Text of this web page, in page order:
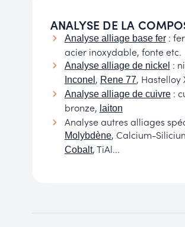
ANALYSE DE LA
Analyse alliage base fer:
acier inoxydable, fonte etc.
Analyse alliage de nickel :
Inconel , Rene 77, Hastelloy
Analyse alliage de cuivre:
bronze, laiton
Analyse autres alliages
Molybdène, Calcium-
Cobalt, TiAl...